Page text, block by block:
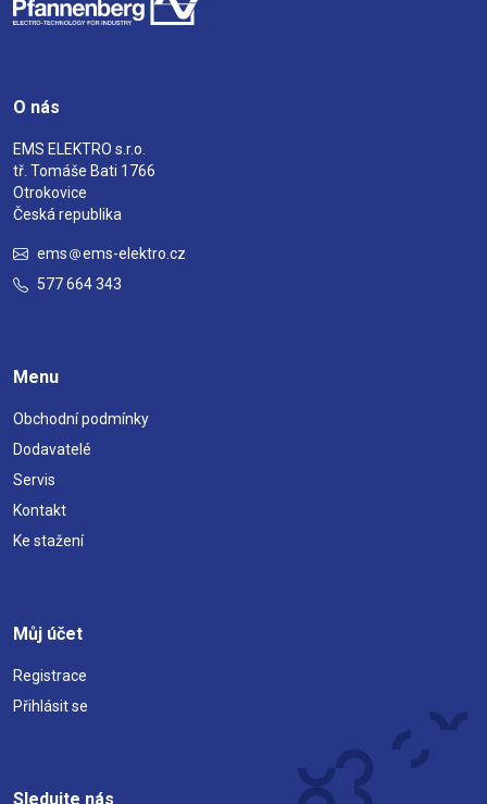
O nás
EMS ELEKTRO s.r.o.
tř. Tomáše Bati 1766
Otrokovice
Česká republika
ems
ems-elektro.cz
577 664 343
Menu
Obchodní podmínky
Dodavatelé
Servis
Kontakt
Ke stažení
Můj účet
Registrace
Přihlásit se
Sledujte nás